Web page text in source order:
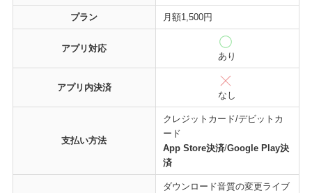
プラン 月額1,500円
アプリ対応
あり
アプリ内決済
なし
支払い方法
クレジットカード/デビットカ
ード
App Store決済/Google Play決
済
ダウンロード音質の変更ライブ